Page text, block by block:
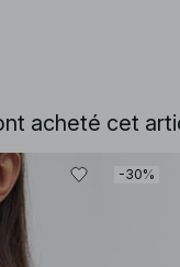
acheté cet
-30%